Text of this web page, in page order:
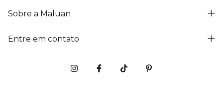
Sobre a Maluan
Entre em contato